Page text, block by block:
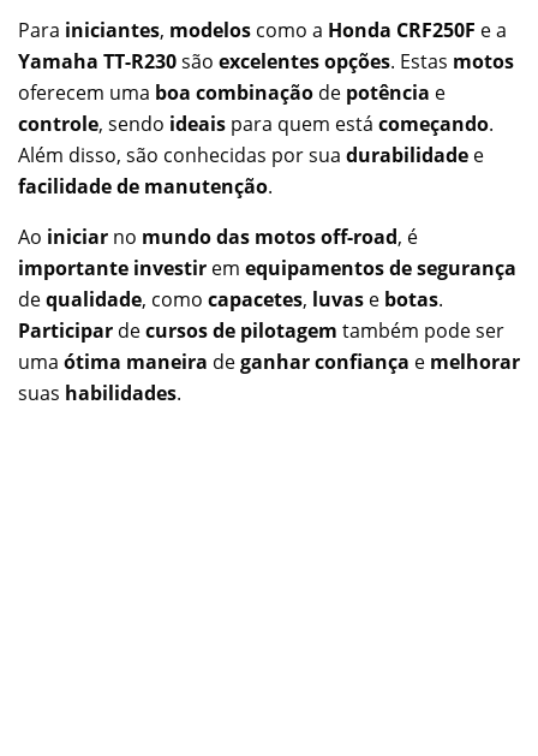
Para iniciantes, modelos como a Honda CRF250F e a
Yamaha TT-R230são excelentes opções. Estas motos
oferecem uma boa combinação de potência e
controle, sendo ideais para quem está começando.
Além disso, são conhecidas por sua durabilidade e
facilidade de manutenção.
Ao iniciar no mundo das motos off-road, é
importante investir em equipamentos de segurança
dequalidade, como capacetes, luvas e botas.
Participar decursos de pilotagem também pode ser
uma ótima maneira deganhar confiança e melhorar
suas habilidades.